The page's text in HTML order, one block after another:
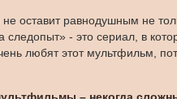
оставит равнодушным не
- это сериал, в
любят этот мультфильм,
– некогда